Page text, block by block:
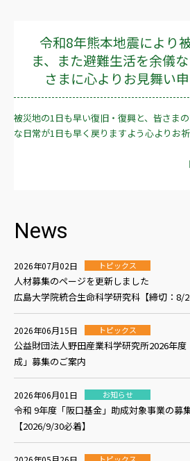
令和8年熊本地震により
ま、また避難生活を余儀
さまに心よりお見舞い申
被災地の1日も早い復旧・復興と、皆さま
な日常が1日も早く戻りますよう心よりお祈
News
2026年07月02日 トピックス
人材募集のページを更新しました
広島大学院統合生命科学研究科【締切：8/
2026年06月15日 トピックス
公益財団法人野田産業科学研究所2026年
成」募集のご案内
2026年06月01日 お知らせ
令和 9年度「阪口基金」助成対象事業の募
【2026/9/30必着】